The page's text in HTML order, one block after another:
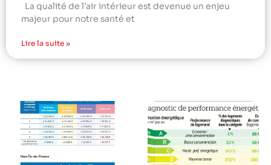
La qualité de l’air intérieur est devenue un enjeu
majeur pour notre santé et
Lire la suite »